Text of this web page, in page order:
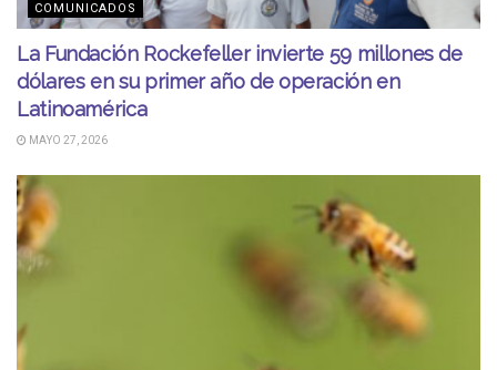
COMUNICADOS
La Fundación Rockefeller invierte 59 millones de
dólares en su primer año de operación en
Latinoamérica
MAYO 27, 2026